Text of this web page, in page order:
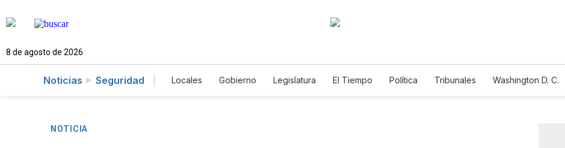
8 de agosto de 2026
Noticias Seguridad Locales Gobierno Legislatura El Tiempo Política Tribunales Washington D. C.
NOTICIA